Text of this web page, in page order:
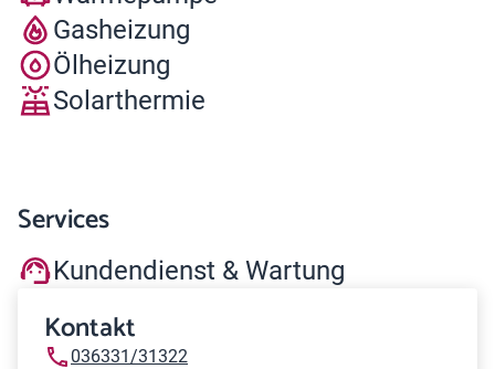
Gasheizung
Ölheizung
Solarthermie
Services
Kundendienst & Wartung
Kontakt
036331/31322